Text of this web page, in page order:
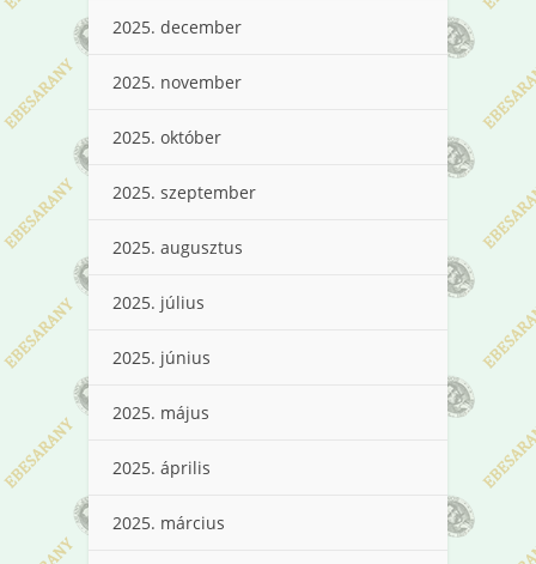
2025. december
2025. november
2025. október
2025. szeptember
2025. augusztus
2025. július
2025. június
2025. május
2025. április
2025. március